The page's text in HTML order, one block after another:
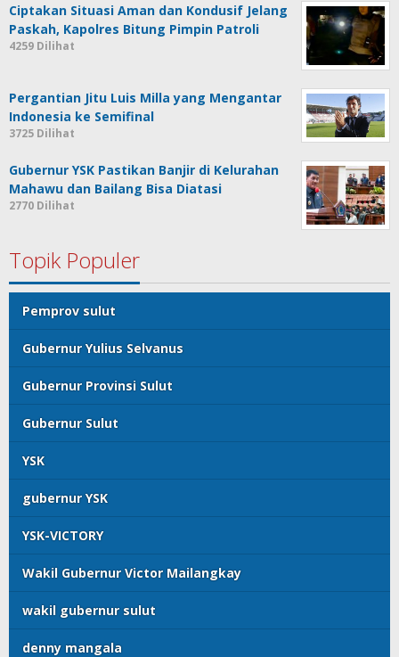
Ciptakan Situasi Aman dan Kondusif Jelang
Paskah, Kapolres Bitung Pimpin Patroli
4259 Dilihat
Pergantian Jitu Luis Milla yang Mengantar
Indonesia ke Semifinal
3725 Dilihat
Gubernur YSK Pastikan Banjir di Kelurahan
Mahawu dan Bailang Bisa Diatasi
2770 Dilihat
Topik Populer
Pemprov sulut
Gubernur Yulius Selvanus
Gubernur Provinsi Sulut
Gubernur Sulut
YSK
gubernur YSK
YSK-VICTORY
Wakil Gubernur Victor Mailangkay
wakil gubernur sulut
denny mangala